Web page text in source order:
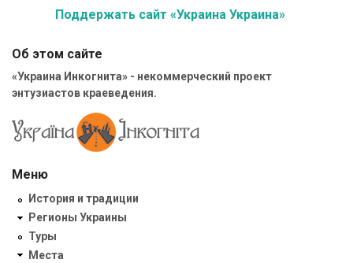
Поддержать сайт «Украина Украина»
Об этом сайте
«Украина Инкогнита» - некоммерческий проект
энтузиастов краеведения.
Меню
История и традиции
Регионы Украины
Туры
Места